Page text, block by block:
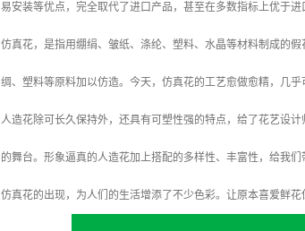
易安装等优点，完全取代了进口产品，甚至在多数指标上优于
仿真花，是指用绷绢、皱纸、涤纶、塑料、水晶等材料制成的
绸、塑料等原料加以仿造。今天，仿真花的工艺愈做愈精，几乎
人造花除可长久保持外，还具有可塑性强的特点，给了花艺设
的舞台。形象逼真的人造花加上搭配的多样性、丰富性，给我
仿真花的出现，为人们的生活增添了不少色彩。让原本喜爱鲜花